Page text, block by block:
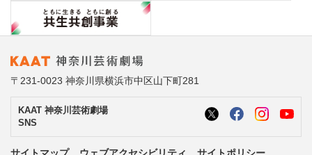
〒231-0023 神奈川県横浜市中区山下町281
KAAT 神奈川芸術劇場
SNS